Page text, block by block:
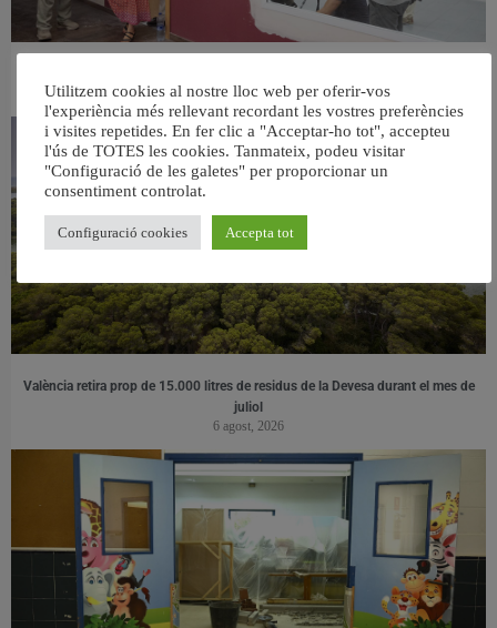
6 agost, 2026
València retira prop de 15.000 litres de residus de la Devesa durant el mes de
juliol
6 agost, 2026
Utilitzem cookies al nostre lloc web per oferir-vos
l'experiència més rellevant recordant les vostres preferències
i visites repetides. En fer clic a "Acceptar-ho tot", accepteu
l'ús de TOTES les cookies. Tanmateix, podeu visitar
"Configuració de les galetes" per proporcionar un
consentiment controlat.
Configuració cookies Accepta tot